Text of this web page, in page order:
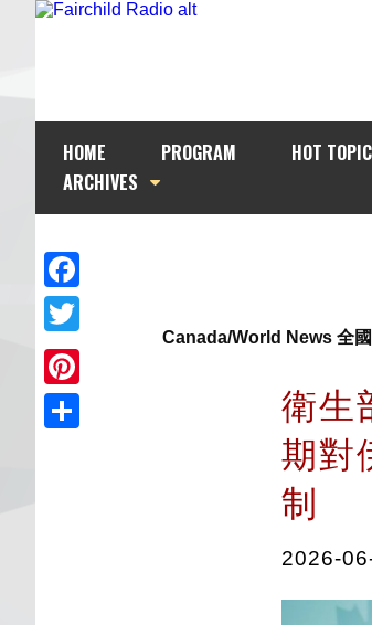
HOME PROGRAM HOT
ARCHIVES
Facebook
Twitter
Pinterest
Canada/World News 全
衛生
期對
制
2026-